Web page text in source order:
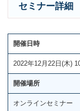
セミナー詳細
開催日時
2022年12月22日(木)
開催場所
オンラインセミナー